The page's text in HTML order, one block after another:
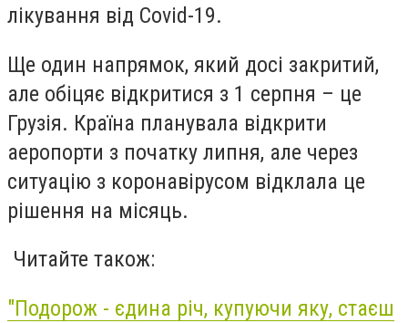
лікування від Covid-19.
Ще один напрямок, який досі закритий,
але обіцяє відкритися з 1 серпня – це
Грузія. Країна планувала відкрити
аеропорти з початку липня, але через
ситуацію з коронавірусом відклала це
рішення на місяць.
Читайте також:
"Подорож - єдина річ, купуючи яку, стаєш